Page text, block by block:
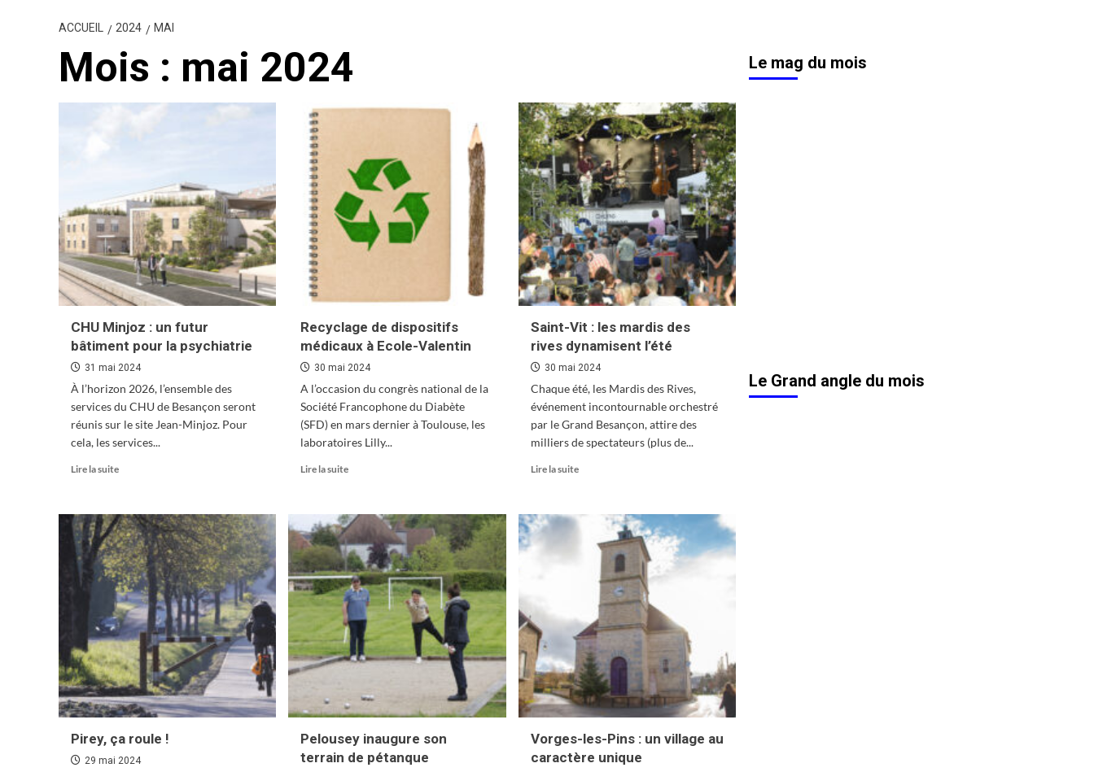
ACCUEIL 2024 MAI
Mois : mai 2024
CHU Minjoz : un futur
bâtiment pour la psychiatrie
31 mai 2024
À l’horizon 2026, l’ensemble des
services du CHU de Besançon seront
réunis sur le site Jean-Minjoz. Pour
cela, les services...
Lire la suiteEn
sur
CHU
Minjoz
:
un
futur
bâtiment
pour
la
psychiatrie
Recyclage de dispositifs
médicaux à Ecole-Valentin
30 mai 2024
A l’occasion du congrès national de la
Société Francophone du Diabète
(SFD) en mars dernier à Toulouse, les
laboratoires Lilly...
Lire la suiteEn
sur
Recyclage
de
dispositifs
médicaux
à
Ecole-
Valentin
Saint-Vit : les mardis des
rives dynamisent l’été
30 mai 2024
Chaque été, les Mardis des Rives,
événement incontournable orchestré
par le Grand Besançon, attire des
milliers de spectateurs (plus de...
Lire la suiteEn
sur
rives
dynamisent
l’été
Pirey, ça roule !
29 mai 2024
Pelousey inaugure son
terrain de pétanque
Vorges-les-Pins : un village au
caractère unique
Le mag du mois
Le Grand angle du mois